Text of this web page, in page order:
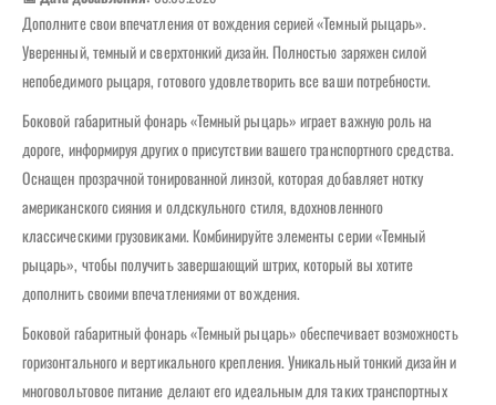
Дополните свои впечатления от вождения серией «Темный рыцарь».
Уверенный, темный и сверхтонкий дизайн. Полностью заряжен силой
непобедимого рыцаря, готового удовлетворить все ваши потребности.
Боковой габаритный фонарь «Темный рыцарь» играет важную роль на
дороге, информируя других о присутствии вашего транспортного средства.
Оснащен прозрачной тонированной линзой, которая добавляет нотку
американского сияния и олдскульного стиля, вдохновленного
классическими грузовиками. Комбинируйте элементы серии «Темный
рыцарь», чтобы получить завершающий штрих, который вы хотите
дополнить своими впечатлениями от вождения.
Боковой габаритный фонарь «Темный рыцарь» обеспечивает возможность
горизонтального и вертикального крепления. Уникальный тонкий дизайн и
многовольтовое питание делают его идеальным для таких транспортных